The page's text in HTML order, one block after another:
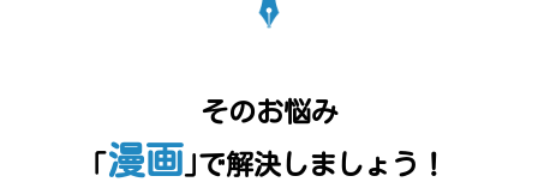
そのお悩み
漫画 ｣で解決しましょう！